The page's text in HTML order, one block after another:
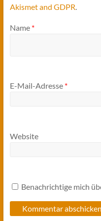
Akismet and GDPR.
Name *
E-Mail-Adresse *
Website
Benachrichtige mich